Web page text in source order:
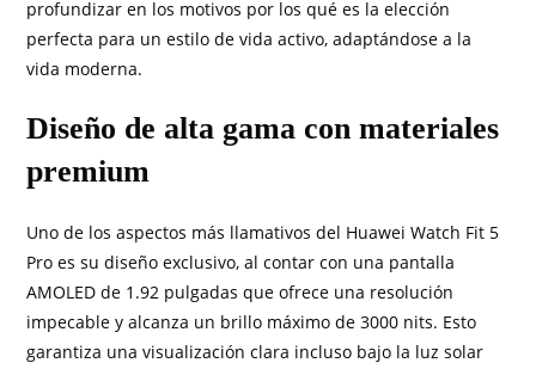
profundizar en los motivos por los qué es la elección
perfecta para un estilo de vida activo, adaptándose a la
vida moderna.
Diseño de alta gama con materiales
premium
Uno de los aspectos más llamativos del Huawei Watch Fit 5
Pro es su diseño exclusivo, al contar con una pantalla
AMOLED de 1.92 pulgadas que ofrece una resolución
impecable y alcanza un brillo máximo de 3000 nits. Esto
garantiza una visualización clara incluso bajo la luz solar